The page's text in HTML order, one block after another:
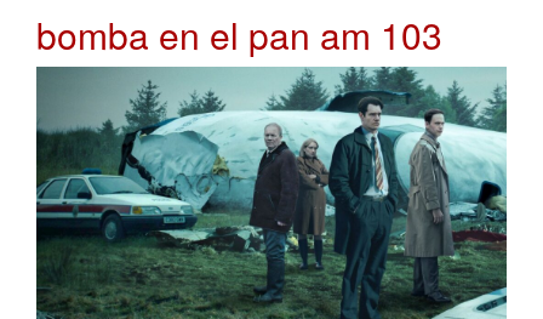
bomba en el pan am 103